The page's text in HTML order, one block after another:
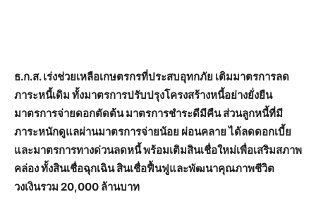
ธ.ก.ส. เร่งช่วยเหลือเกษตรกรที่ประสบอุทกภัย เติมมาตรการลด
ภาระหนี้เดิม ทั้งมาตรการปรับปรุงโครงสร้างหนี้อย่างยั่งยืน
มาตรการจ่ายดอกตัดต้น มาตรการชำระดีมีคืน ส่วนลูกหนี้ที่มี
ภาระหนักดูแลผ่านมาตรการจ่ายน้อย ผ่อนคลาย ได้ลดดอกเบี้ย
และมาตรการทางด่วนลดหนี้ พร้อมเติมสินเชื่อใหม่เพื่อเสริมสภาพ
คล่อง ทั้งสินเชื่อฉุกเฉิน สินเชื่อฟื้นฟูและพัฒนาคุณภาพชีวิต
วงเงินรวม 20,000 ล้านบาท